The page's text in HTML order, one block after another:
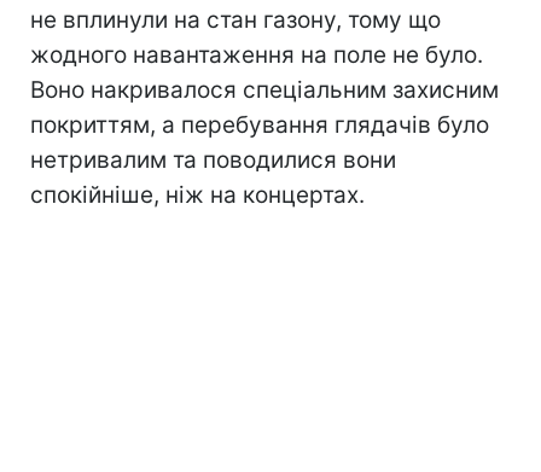
не вплинули на стан газону, тому що
жодного навантаження на поле не було.
Воно накривалося спеціальним захисним
покриттям, а перебування глядачів було
нетривалим та поводилися вони
спокійніше, ніж на концертах.